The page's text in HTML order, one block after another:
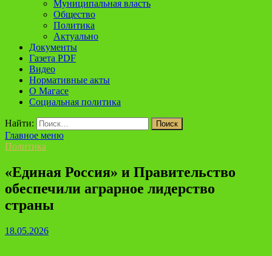
Муниципальная власть
Общество
Политика
Актуально
Документы
Газета PDF
Видео
Нормативные акты
О Магасе
Социальная политика
Найти:
Главное меню
Политика
«Единая Россия» и Правительство
обеспечили аграрное лидерство
страны
18.05.2026